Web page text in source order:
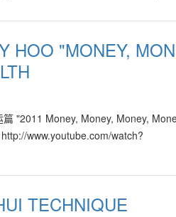
HOO "MONEY,
"2011 Money, Money, Money,
www.youtube.com/watch?
TECHNIQUE